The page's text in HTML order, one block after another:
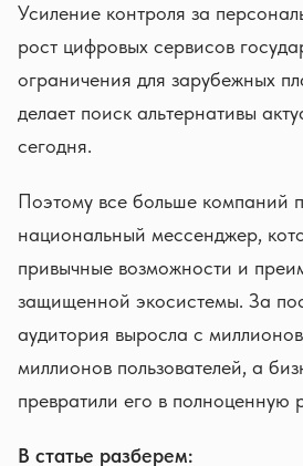
Усиление контроля за
рост цифровых сервисов
ограничения для зарубежных
делает поиск альтернативы
сегодня.
Поэтому все больше компаний
национальный мессенджер,
привычные возможности и
защищенной экосистемы. За
аудитория выросла с
миллионов пользователей, а
превратили его в полноценную
В статье разберем: